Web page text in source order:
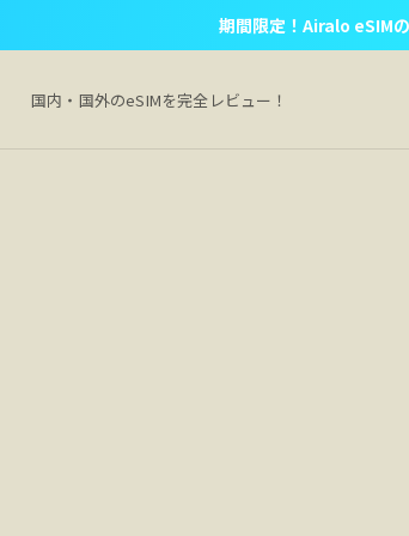
期間限定！Airalo eSIM
国内・国外のeSIMを完全レビュー！